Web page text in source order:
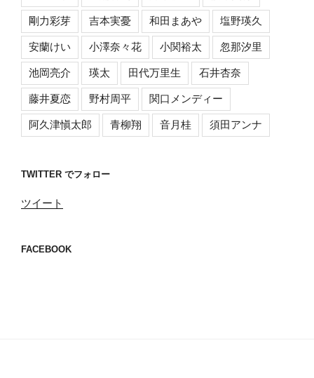
剛力彩芽 吉本実憂 和田まあや 塩野瑛久
安蘭けい 小澤奈々花 小関裕太 忽那汐里
池岡亮介 瑛太 田代万里生 石井杏奈
藤井夏恋 野村周平 関口メンディー
阿久津愼太郎 青柳翔 音月桂 須田アンナ
TWITTER でフォロー
ツイート
FACEBOOK